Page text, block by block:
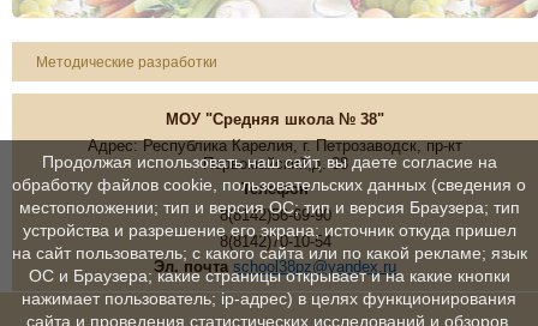
Методические разработки
МОУ "Средняя школа № 38"
Адрес: Республика Карелия, г. Петрозаводск, пр-кт
Первомайский,д. 38
Телефон
8(8142)56-69-90
8(8142)70-10-54
Эл. почта school38pz@yandex.ru
Продолжая использовать наш сайт, вы даете согласие на
обработку файлов cookie, пользовательских данных (сведения о
местоположении; тип и версия ОС; тип и версия Браузера; тип
устройства и разрешение его экрана; источник откуда пришел
на сайт пользователь; с какого сайта или по какой рекламе; язык
ОС и Браузера; какие страницы открывает и на какие кнопки
нажимает пользователь; ip-адрес) в целях функционирования
сайта и проведения статистических исследований и обзоров.